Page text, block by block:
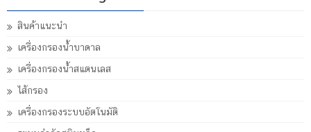
สินค้าแนะนำ
เครื่องกรองน้ำบาดาล
เครื่องกรองน้ำสแตนเลส
ไส้กรอง
เครื่องกรองระบบอัตโนมัติ